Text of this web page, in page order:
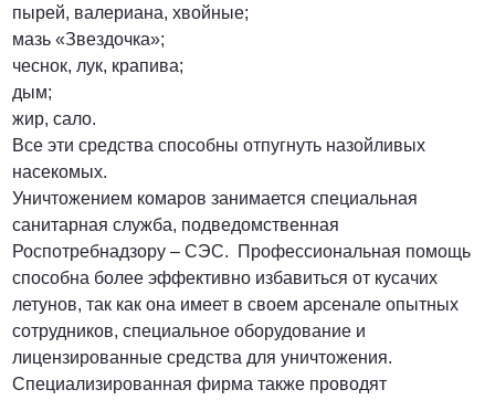
пырей, валериана, хвойные;
мазь «Звездочка»;
чеснок, лук, крапива;
дым;
жир, сало.
Все эти средства способны отпугнуть назойливых
насекомых.
Уничтожением комаров занимается специальная
санитарная служба, подведомственная
Роспотребнадзору – СЭС. Профессиональная помощь
способна более эффективно избавиться от кусачих
летунов, так как она имеет в своем арсенале опытных
сотрудников, специальное оборудование и
лицензированные средства для уничтожения.
Специализированная фирма также проводят